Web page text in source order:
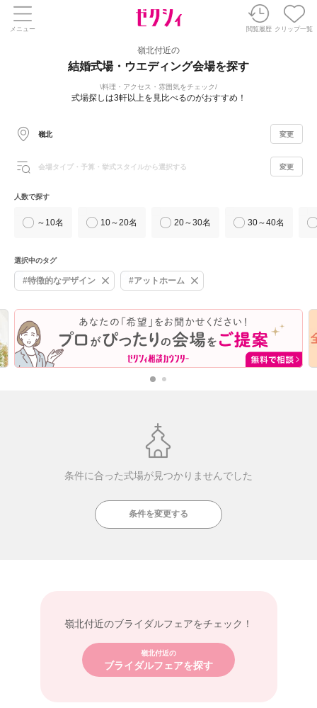
メニュー 閲覧履歴 クリップ一覧
嶺北付近の
結婚式場・ウエディング会場を探す
料理・アクセス・雰囲気をチェック
式場探しは3軒以上を見比べるのがおすすめ！
嶺北 変更
会場タイプ・予算・挙式スタイルから選択する 変更
人数で探す
～10名 10～20名 20～30名 30～40名
選択中のタグ
#特徴的なデザイン #アットホーム
条件に合った式場が見つかりませんでした
条件を変更する
嶺北付近のブライダルフェアをチェック！
嶺北付近の
ブライダルフェアを探す